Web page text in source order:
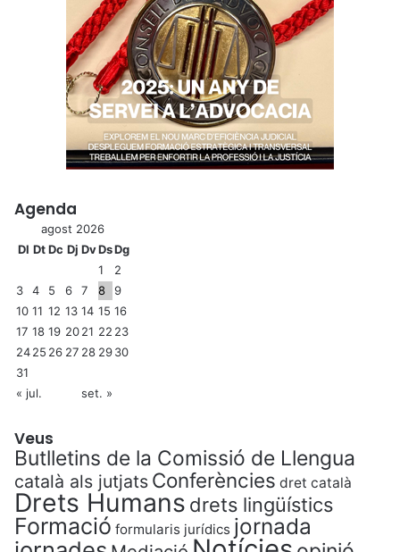
Agenda
agost 2026
Dl DtDc Dj DvDsDg
1
2
3
4 5 6 7 8
9
10 11 12 13 14 15 16
17 18 19 2021 22 23
2425 26 27 28 2930
31
« jul.
set. »
Veus
Butlletins de la Comissió de Llengua
català als jutjats Conferències dret català
Drets Humans drets lingüístics
Formació formularis jurídics jornada